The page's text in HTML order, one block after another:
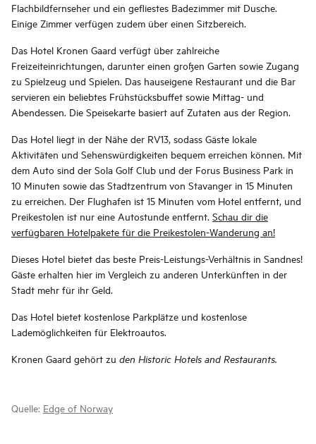
Flachbildfernseher und ein gefliestes Badezimmer mit Dusche.
Einige Zimmer verfügen zudem über einen Sitzbereich.
Das Hotel Kronen Gaard verfügt über zahlreiche
Freizeiteinrichtungen, darunter einen großen Garten sowie Zugang
zu Spielzeug und Spielen. Das hauseigene Restaurant und die Bar
servieren ein beliebtes Frühstücksbuffet sowie Mittag- und
Abendessen. Die Speisekarte basiert auf Zutaten aus der Region.
Das Hotel liegt in der Nähe der RV13, sodass Gäste lokale
Aktivitäten und Sehenswürdigkeiten bequem erreichen können. Mit
dem Auto sind der Sola Golf Club und der Forus Business Park in
10 Minuten sowie das Stadtzentrum von Stavanger in 15 Minuten
zu erreichen. Der Flughafen ist 15 Minuten vom Hotel entfernt, und
Preikestolen ist nur eine Autostunde entfernt. Schau dir die
verfügbaren Hotelpakete für die Preikestolen-Wanderung an!
Dieses Hotel bietet das beste Preis-Leistungs-Verhältnis in Sandnes!
Gäste erhalten hier im Vergleich zu anderen Unterkünften in der
Stadt mehr für ihr Geld.
Das Hotel bietet kostenlose Parkplätze und kostenlose
Lademöglichkeiten für Elektroautos.
Kronen Gaard gehört zu den Historic Hotels and Restaurants.
Quelle: Edge of Norway